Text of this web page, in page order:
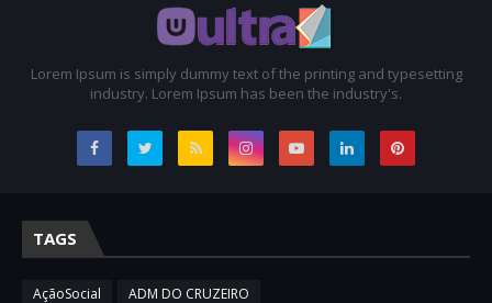
Lorem Ipsum is simply dummy text of the printing and typesetting
industry. Lorem Ipsum has been the industry's.
TAGS
AçãoSocial
ADM DO CRUZEIRO